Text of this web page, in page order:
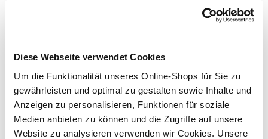
Diese Webseite verwendet Cookies
Um die Funktionalität unseres Online-Shops für Sie zu
gewährleisten und optimal zu gestalten sowie Inhalte und
Anzeigen zu personalisieren, Funktionen für soziale
Medien anbieten zu können und die Zugriffe auf unsere
Website zu analysieren verwenden wir Cookies. Unsere
Vorheriges Element